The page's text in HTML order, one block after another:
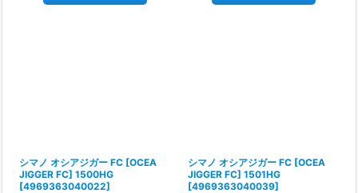
シマノ オシアジガー FC [OCEA
JIGGER FC] 1500HG
[4969363040022]
シマノ オシアジガー FC [OCEA
JIGGER FC] 1501HG
[4969363040039]